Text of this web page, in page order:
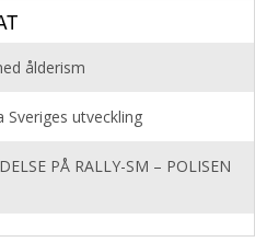
ålderism
Sveriges utveckling
PÅ RALLY-SM – POLISEN